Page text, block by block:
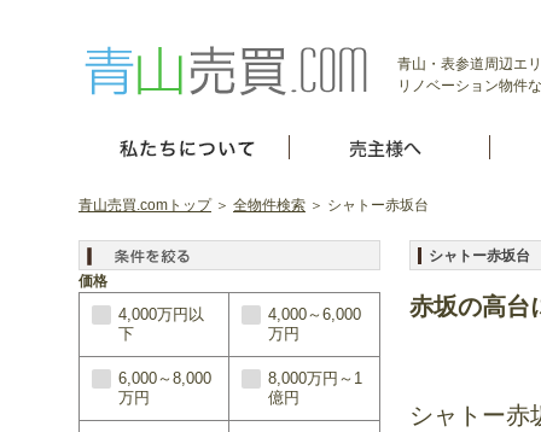
青山・表参道周辺エ
リノベーション物件
青山売買.comトップ＞ 全物件検索 ＞ シャトー赤坂台
シャトー赤坂台
赤坂の高台
シャトー赤
価格
4,000万円以
下
4,000～6,000
万円
6,000～8,000
万円
8,000万円～1
億円